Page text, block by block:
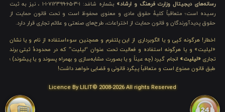
رسانه‌های دیجیتال وزارت فرهنگ و ارشاد»
بشماره شامَد: ۱-۳-۶۵-۷۱۲۳۹۹-۱-۱ ، نیز به ثبت
رسیده است؛ متعاقباً کلیهٔ حقوق مادی و معنوی محفوظ است و تحت قانون حمایت از
حقوق پدیدآورندگان و قانون حمایت از اختراعات، طرح‌های صنعتی و علائم تجاری قرار دارد.
اخطار! هرگونه کپی و یا الگوبرداری از این پلتفرم و همچنین سوءاستفاده از نام و یا نشان
«لیلیت» و یا هرگونه استفاده و فعالیت تحت عنوان “لیلیت” که در محدودهٔ ثبتی برند
تجاری «لیلیت» انجام گیرد (چه عیناً و یا بصورت مشابه‌سازی و بهمراه پسوند و یا پیشوند) ؛
طبق قانون ممنوع است و متعاقباً پیگرد قانونی و قضایی خواهد داشت!
Licence By LILIT© 2008-2026 All rights Reserved